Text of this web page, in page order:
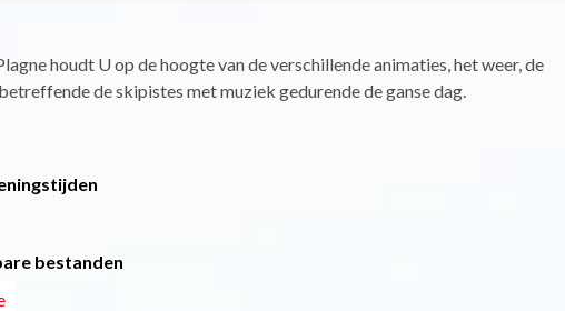
houdt U op de hoogte van de verschillende animaties, het weer, de
de skipistes met muziek gedurende de ganse dag.
bestanden